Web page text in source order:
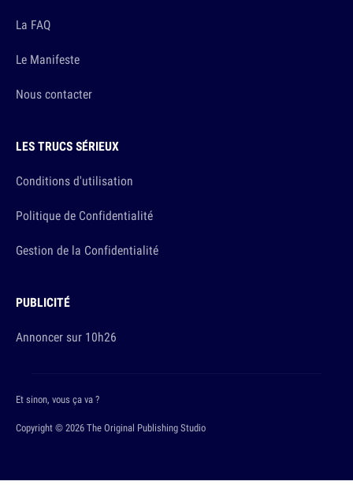
La FAQ
Le Manifeste
Nous contacter
LES TRUCS SÉRIEUX
Conditions d'utilisation
Politique de Confidentialité
Gestion de la Confidentialité
PUBLICITÉ
Annoncer sur 10h26
Copyright © 2026 The Original Publishing Studio
Et sinon, vous ça va ?